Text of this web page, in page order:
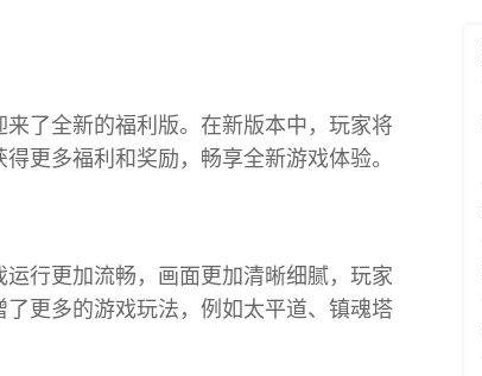
了全新的福利版。在新版本中，玩家将
更多福利和奖励，畅享全新游戏体验。
行更加流畅，画面更加清晰细腻，玩家
更多的游戏玩法，例如太平道、镇魂塔